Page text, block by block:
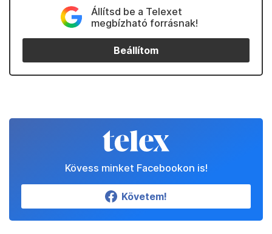
Állítsd be a Telexet
megbízható forrásnak!
Beállítom
Kövess minket Facebookon is!
Követem!